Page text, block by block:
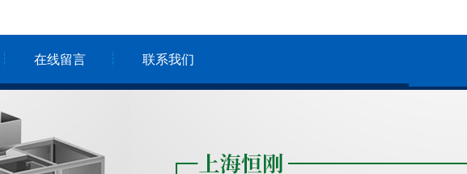
在线留言 联系我们